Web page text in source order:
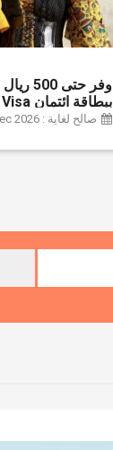
وفر
Farfetch
صالح لغاية : 31st Dec 2026